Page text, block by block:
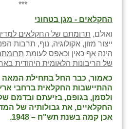
***
החקלאים - מגן בטחוני
ואולם, תרומתם של החקלאים
ייצור מזון, אקולוגיה, נוף, תרבות
הינה אף כאין וכאפס לעומת
של הריבונות הלאומית היהודית
כאמור, כבר החל בתחילת
ההתיישבות החקלאית ברחבי
ולסמן, בגופם, בזיעתם ובדמם
החקלאיים, את גבולותיה של
אכן קמה בשנת תש"ח – 1948.